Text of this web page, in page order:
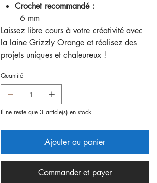
Crochet recommandé :
6 mm
Laissez libre cours à votre créativité avec
la laine Grizzly Orange et réalisez des
projets uniques et chaleureux !
Quantité
Il ne reste que 3 article(s) en stock
Ajouter au panier
Commander et payer